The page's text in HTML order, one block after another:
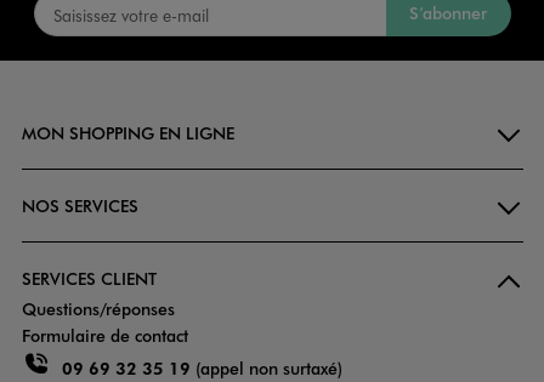
S’abonner
MON SHOPPING EN LIGNE
NOS SERVICES
SERVICES CLIENT
Questions/réponses
Formulaire de contact
09 69 32 35 19 (appel non surtaxé)